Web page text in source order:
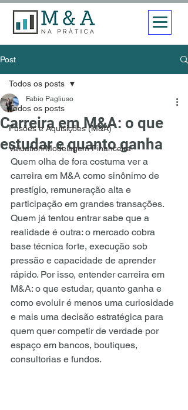
Post
Todos os posts
Fusões e Aquisições (M&A)
Valuation/Modelagem Financeira
Todos os posts
Carreira em M&A: o que
estudar e quanto ganha
Fabio Pagliuso
Quem olha de fora costuma ver a
carreira em M&A como sinônimo de
prestígio, remuneração alta e
participação em grandes transações.
Quem já tentou entrar sabe que a
realidade é outra: o mercado cobra
base técnica forte, execução sob
pressão e capacidade de aprender
rápido. Por isso, entender carreira em
M&A: o que estudar, quanto ganha e
como evoluir é menos uma curiosidade
e mais uma decisão estratégica para
quem quer competir de verdade por
espaço em bancos, boutiques,
consultorias e fundos.